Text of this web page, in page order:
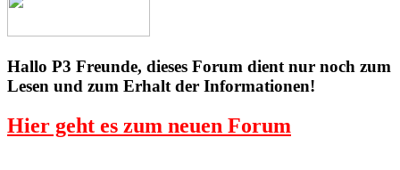
Hallo P3 Freunde, dieses Forum dient nur noch zum
Lesen und zum Erhalt der Informationen!
Hier geht es zum neuen Forum